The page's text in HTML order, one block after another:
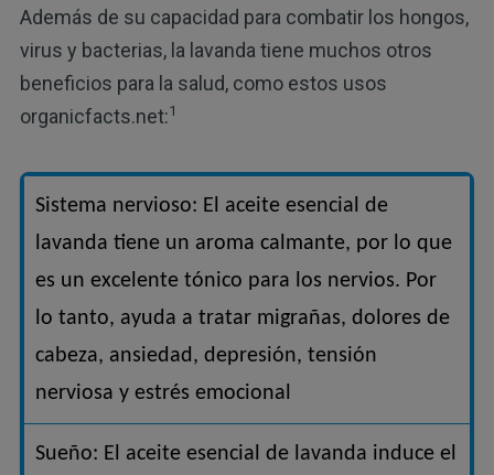
Además de su capacidad para combatir los hongos,
virus y bacterias, la lavanda tiene muchos otros
beneficios para la salud, como estos usos
organicfacts.net:1
Sistema nervioso: El aceite esencial de
lavanda tiene un aroma calmante, por lo que
es un excelente tónico para los nervios. Por
lo tanto, ayuda a tratar migrañas, dolores de
cabeza, ansiedad, depresión, tensión
nerviosa y estrés emocional
Sueño: El aceite esencial de lavanda induce el